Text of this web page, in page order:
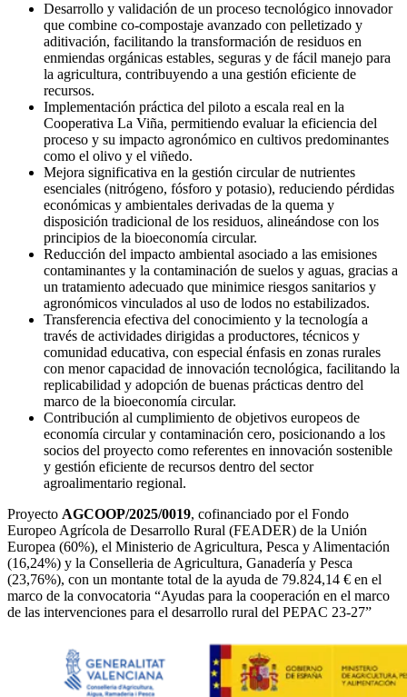
Desarrollo y validación de un proceso tecnológico innovador
que combine co-compostaje avanzado con pelletizado y
aditivación, facilitando la transformación de residuos en
enmiendas orgánicas estables, seguras y de fácil manejo para
la agricultura, contribuyendo a una gestión eficiente de
recursos.
Implementación práctica del piloto a escala real en la
Cooperativa La Viña, permitiendo evaluar la eficiencia del
proceso y su impacto agronómico en cultivos predominantes
como el olivo y el viñedo.
Mejora significativa en la gestión circular de nutrientes
esenciales (nitrógeno, fósforo y potasio), reduciendo pérdidas
económicas y ambientales derivadas de la quema y
disposición tradicional de los residuos, alineándose con los
principios de la bioeconomía circular.
Reducción del impacto ambiental asociado a las emisiones
contaminantes y la contaminación de suelos y aguas, gracias a
un tratamiento adecuado que minimice riesgos sanitarios y
agronómicos vinculados al uso de lodos no estabilizados.
Transferencia efectiva del conocimiento y la tecnología a
través de actividades dirigidas a productores, técnicos y
comunidad educativa, con especial énfasis en zonas rurales
con menor capacidad de innovación tecnológica, facilitando la
replicabilidad y adopción de buenas prácticas dentro del
marco de la bioeconomía circular.
Contribución al cumplimiento de objetivos europeos de
economía circular y contaminación cero, posicionando a los
socios del proyecto como referentes en innovación sostenible
y gestión eficiente de recursos dentro del sector
agroalimentario regional.
Proyecto AGCOOP/2025/0019, cofinanciado por el Fondo
Europeo Agrícola de Desarrollo Rural (FEADER) de la Unión
Europea (60%), el Ministerio de Agricultura, Pesca y Alimentación
(16,24%) y la Conselleria de Agricultura, Ganadería y Pesca
(23,76%), con un montante total de la ayuda de 79.824,14 € en el
marco de la convocatoria “Ayudas para la cooperación en el marco
de las intervenciones para el desarrollo rural del PEPAC 23-27”